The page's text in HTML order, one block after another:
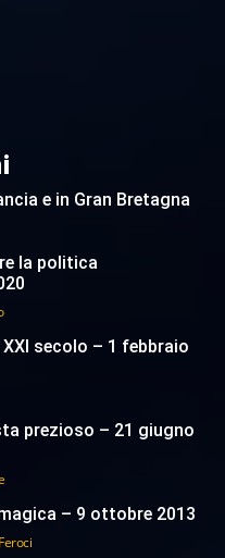
e in Gran Bretagna
la politica
secolo – 1 febbraio
prezioso – 21 giugno
– 9 ottobre 2013